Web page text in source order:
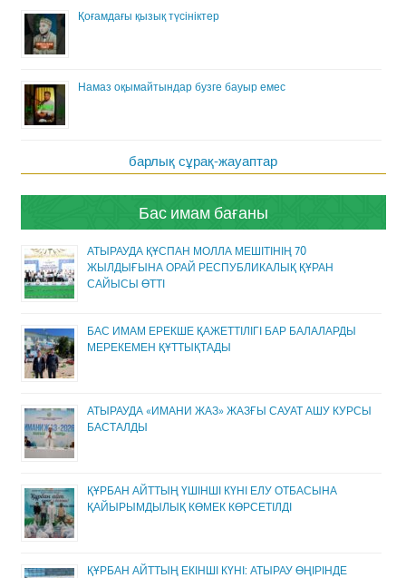
Қоғамдағы қызық түсініктер
Намаз оқымайтындар бузге бауыр емес
барлық сұрақ-жауаптар
Бас имам бағаны
АТЫРАУДА ҚҰСПАН МОЛЛА МЕШІТІНІҢ 70
ЖЫЛДЫҒЫНА ОРАЙ РЕСПУБЛИКАЛЫҚ ҚҰРАН
САЙЫСЫ ӨТТІ
БАС ИМАМ ЕРЕКШЕ ҚАЖЕТТІЛІГІ БАР БАЛАЛАРДЫ
МЕРЕКЕМЕН ҚҰТТЫҚТАДЫ
АТЫРАУДА «ИМАНИ ЖАЗ» ЖАЗҒЫ САУАТ АШУ КУРСЫ
БАСТАЛДЫ
ҚҰРБАН АЙТТЫҢ ҮШІНШІ КҮНІ ЕЛУ ОТБАСЫНА
ҚАЙЫРЫМДЫЛЫҚ КӨМЕК КӨРСЕТІЛДІ
ҚҰРБАН АЙТТЫҢ ЕКІНШІ КҮНІ: АТЫРАУ ӨҢІРІНДЕ